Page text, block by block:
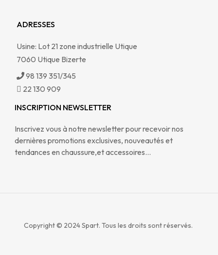
ADRESSES
Usine: Lot 21 zone industrielle Utique
7060 Utique Bizerte
98 139 351/345
22 130 909
INSCRIPTION NEWSLETTER
Inscrivez vous à notre newsletter pour recevoir nos
dernières promotions exclusives, nouveautés et
tendances en chaussure,et accessoires…
Copyright © 2024Spart. Tous les droits sont réservés.